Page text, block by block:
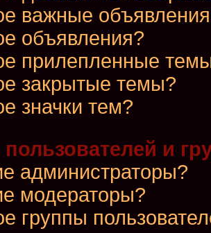
важные
объявления?
прилепленные
закрытые темы?
значки тем?
и
администраторы?
модераторы?
группы